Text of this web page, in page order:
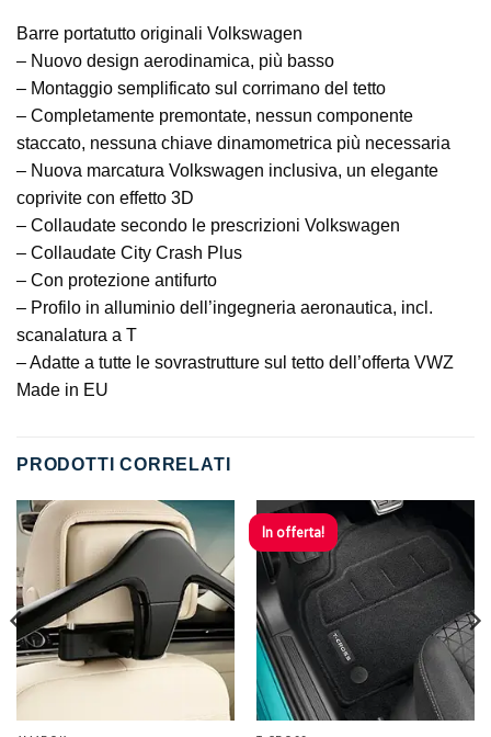
Barre portatutto originali Volkswagen
– Nuovo design aerodinamica, più basso
– Montaggio semplificato sul corrimano del tetto
– Completamente premontate, nessun componente
staccato, nessuna chiave dinamometrica più necessaria
– Nuova marcatura Volkswagen inclusiva, un elegante
coprivite con effetto 3D
– Collaudate secondo le prescrizioni Volkswagen
– Collaudate City Crash Plus
– Con protezione antifurto
– Profilo in alluminio dell’ingegneria aeronautica, incl.
scanalatura a T
– Adatte a tutte le sovrastrutture sul tetto dell’offerta VWZ
Made in EU
PRODOTTI CORRELATI
In offerta!